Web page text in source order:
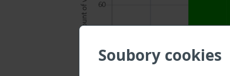
Soubory cookies